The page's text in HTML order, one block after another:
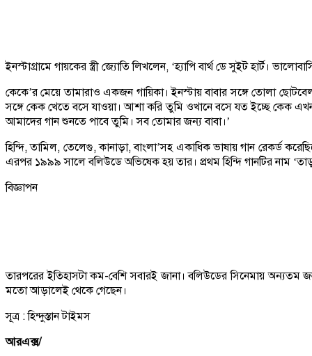
ইনস্টাগ্রামে গায়কের স্ত্রী জ্যোতি লিখলেন, ‘হ্যাপি বার্থ ডে সুইট হার্ট।
কেকে’র মেয়ে তামারাও একজন গায়িকা। ইনস্টায় বাবার সঙ্গে তোলা
সঙ্গে কেক খেতে বসে যাওয়া। আশা করি তুমি ওখানে বসে যত ইচ্ছে কেক
আমাদের গান শুনতে পাবে তুমি। সব তোমার জন্য বাবা।’
হিন্দি, তামিল, তেলেগু, কানাড়া, বাংলা’সহ একাধিক ভাষায় গান রেকর্ড
এরপর ১৯৯৯ সালে বলিউডে অভিষেক হয় তার। প্রথম হিন্দি গানটির নাম
বিজ্ঞাপন
তারপরের ইতিহাসটা কম-বেশি সবারই জানা। বলিউডের সিনেমায় অন্যতম
মতো আড়ালেই থেকে গেছেন।
সূত্র : হিন্দুস্তান টাইমস
আরএক্স/